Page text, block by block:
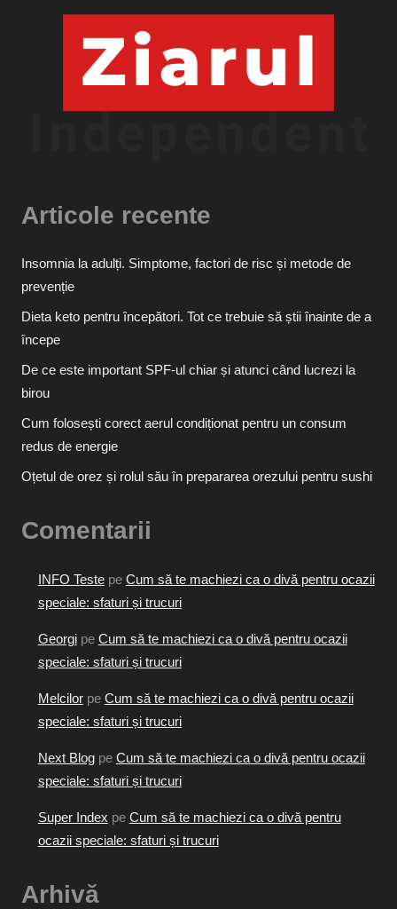
Articole recente
Insomnia la adulți. Simptome, factori de risc și metode de
prevenție
Dieta keto pentru începători. Tot ce trebuie să știi înainte de a
începe
De ce este important SPF-ul chiar și atunci când lucrezi la
birou
Cum folosești corect aerul condiționat pentru un consum
redus de energie
Oțetul de orez și rolul său în prepararea orezului pentru sushi
Comentarii
INFO Testepe Cum să te machiezi ca o divă pentru ocazii
speciale: sfaturi și trucuri
Georgipe Cum să te machiezi ca o divă pentru ocazii
speciale: sfaturi și trucuri
Melcilorpe Cum să te machiezi ca o divă pentru ocazii
speciale: sfaturi și trucuri
Next Blogpe Cum să te machiezi ca o divă pentru ocazii
speciale: sfaturi și trucuri
Super Index pe Cum să te machiezi ca o divă pentru
ocazii speciale: sfaturi și trucuri
Arhivă